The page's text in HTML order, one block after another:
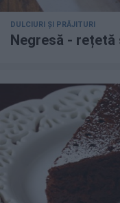
DULCIURI ȘI PRĂJITURI
Negresă - rețetă